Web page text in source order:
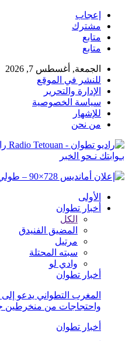
إعجاب
مشترك
متابع
متابع
الجمعة, أغسطس 7, 2026
للنشر في الموقع
الإدارة والتحرير
سياسة الخصوصية
للإشهار
من نحن
بـوابتك نـحو الخبر
الأولى
أخبار تطوان
الكل
المضيق الفنيدق
مرتيل
سبته المحتلة
وادي لو
أخبار تطوان
المغرب التطواني يدعو
واحتجاجات من منخرطين
أخبار تطوان